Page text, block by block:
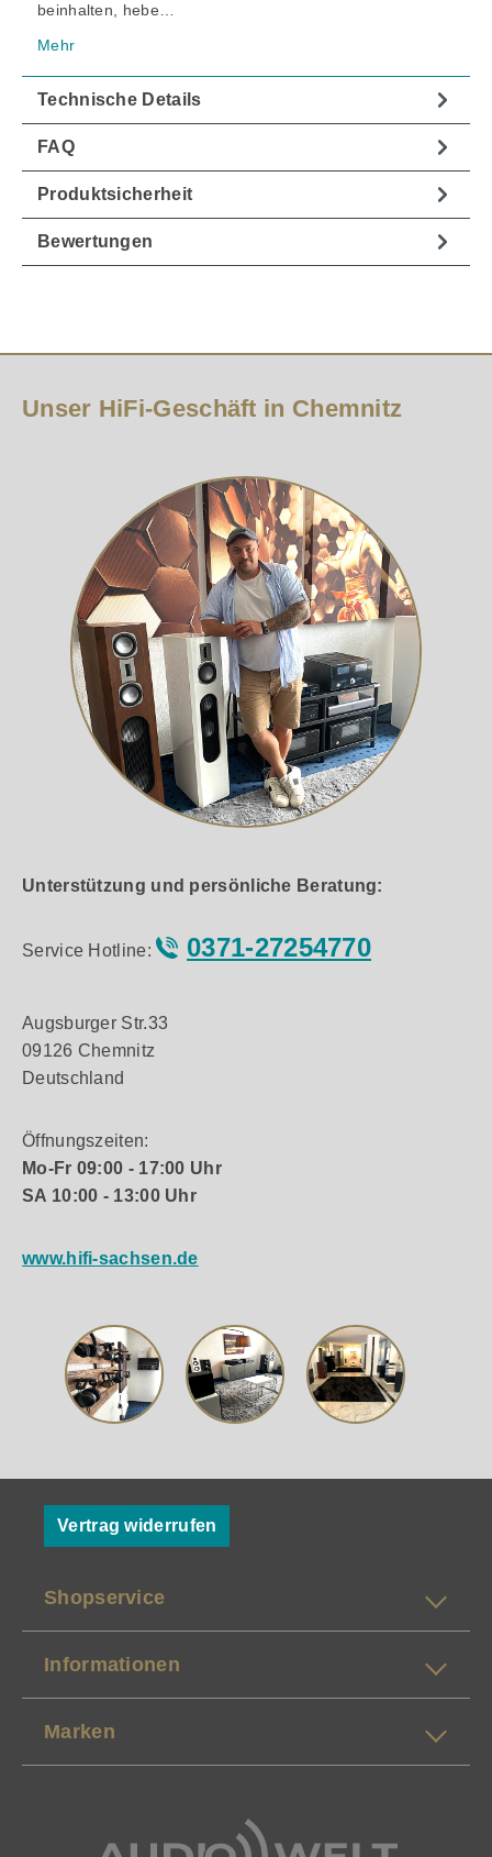
beinhalten, hebe…
Mehr
Technische Details
FAQ
Produktsicherheit
Bewertungen
Unser HiFi-Geschäft in Chemnitz
Unterstützung und persönliche Beratung:
Service Hotline: 0371-27254770
Augsburger Str.33
09126 Chemnitz
Deutschland
Öffnungszeiten:
Mo-Fr 09:00 - 17:00 Uhr
SA 10:00 - 13:00 Uhr
www.hifi-sachsen.de
Vertrag widerrufen
Shopservice
Informationen
Marken